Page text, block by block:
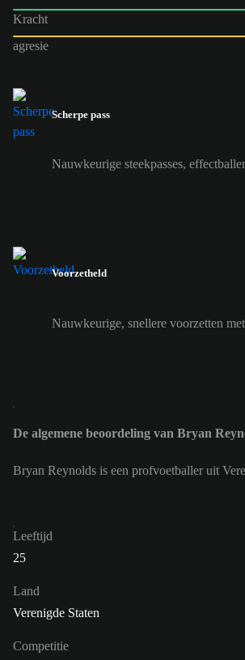
Kracht
agresie
Scherpe pass
Nauwkeurige steekpasses,
Voorzetheld
Nauwkeurige, snellere voorzetten
De algemene beoordeling van Bryan
Bryan Reynolds is een profvoetballer uit
Leeftijd
25
Land
Verenigde Staten
Competitie